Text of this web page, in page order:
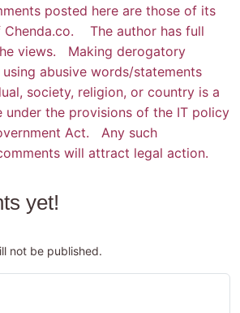
posted here are those of its
Chenda.co. The author has full
views. Making derogatory
abusive words/statements
society, religion, or country is a
under the provisions of the IT policy
Act. Any such
will attract legal action.
yet!
not be published.